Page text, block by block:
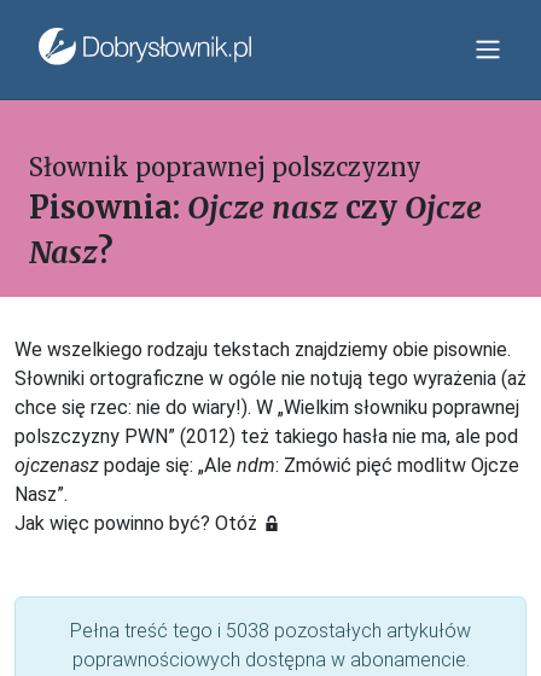
Słownik poprawnej polszczyzny
Pisownia: Ojcze nasz czy Ojcze
Nasz?
We wszelkiego rodzaju tekstach znajdziemy obie pisownie.
Słowniki ortograficzne w ogóle nie notują tego wyrażenia (aż
chce się rzec: nie do wiary!). W „Wielkim słowniku poprawnej
polszczyzny PWN” (2012) też takiego hasła nie ma, ale pod
ojczenasz podaje się: „Ale ndm: Zmówić pięć modlitw Ojcze
Nasz”.
Jak więc powinno być? Otóż
Pełna treść tego i 5038 pozostałych artykułów
poprawnościowych dostępna w abonamencie.